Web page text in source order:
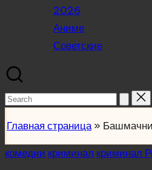
2026
Аниме
Советские
Search
Главная страница»
Posted
комедии криминал криминал